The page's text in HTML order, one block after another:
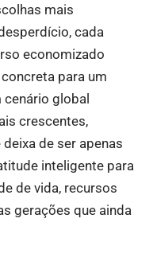
mais
cada
economizado
para um
cenário global
crescentes,
de ser apenas
inteligente para
de vida, recursos
gerações que ainda